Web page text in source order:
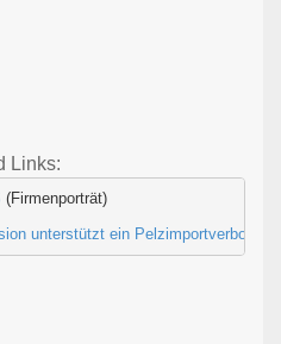
Links:
(Firmenporträt)
unterstützt ein Pelzimportverbot...'